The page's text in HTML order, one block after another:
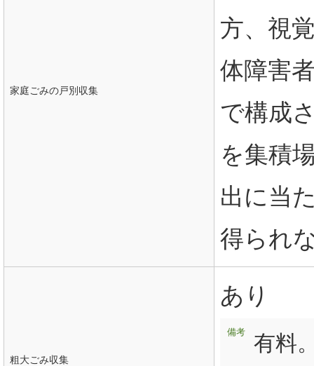
家庭ごみの戸別収集
方、視
体障害
で構成
を集積
出に当
得られ
粗大ごみ収集
あり
備考
有料